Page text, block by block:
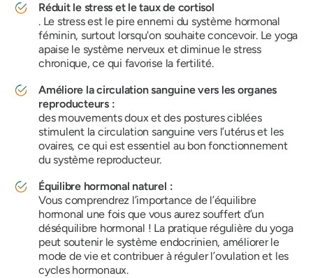
Réduit le stress et le taux de cortisol
. Le stress est le pire ennemi du système hormonal
féminin, surtout lorsqu'on souhaite concevoir. Le yoga
apaise le système nerveux et diminue le stress
chronique, ce qui favorise la fertilité.
Améliore la circulation sanguine vers les organes
reproducteurs :
des mouvements doux et des postures ciblées
stimulent la circulation sanguine vers l’utérus et les
ovaires, ce qui est essentiel au bon fonctionnement
du système reproducteur.
Équilibre hormonal naturel :
Vous comprendrez l’importance de l’équilibre
hormonal une fois que vous aurez souffert d’un
déséquilibre hormonal ! La pratique régulière du yoga
peut soutenir le système endocrinien, améliorer le
mode de vie et contribuer à réguler l’ovulation et les
cycles hormonaux.